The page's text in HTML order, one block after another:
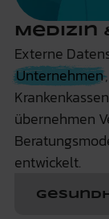
Medizin
Externe
Unternehmen
übernehmen
entwickelt.